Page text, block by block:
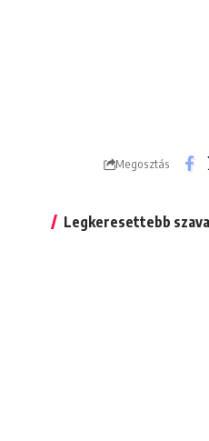
Megosztás
Legkeresettebb